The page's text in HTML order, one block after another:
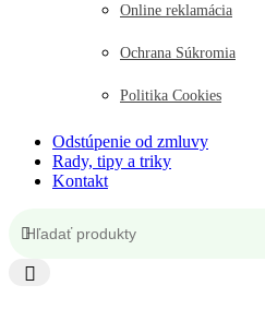
Online reklamácia
Ochrana Súkromia
Politika Cookies
Odstúpenie od zmluvy
Rady, tipy a triky
Kontakt